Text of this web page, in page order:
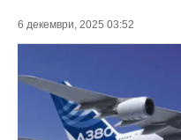
6 декември, 2025 03:52